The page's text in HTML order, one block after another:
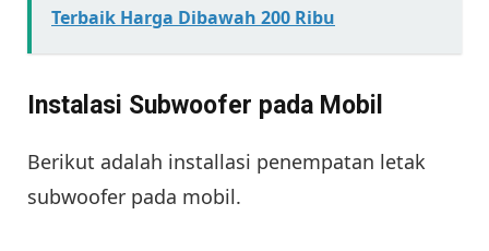
Terbaik Harga Dibawah 200 Ribu
Instalasi Subwoofer pada Mobil
Berikut adalah installasi penempatan letak
subwoofer pada mobil.